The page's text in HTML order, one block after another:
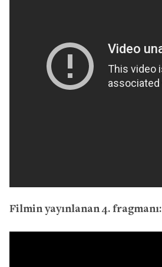
Filmin yayınlanan 4. fragmanı: